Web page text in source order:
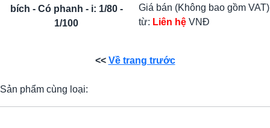
bích - Có phanh - i: 1/80 -
1/100
Giá bán (Không bao gồm VAT)
từ: Liên hệ VNĐ
<< Về trang trước
Sản phẩm cùng loại: